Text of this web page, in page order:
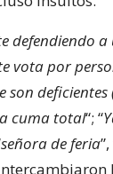
defendiendo
vota por
son
cuma total“; “
señora de feria